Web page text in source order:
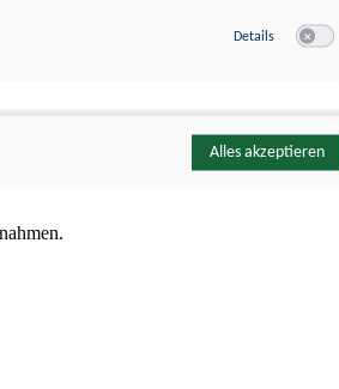
Details zu YouTube
Alles akzeptieren